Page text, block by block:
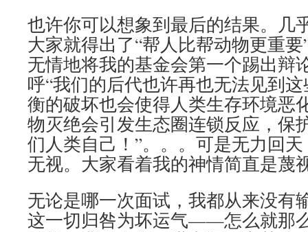
也许你可以想象到最后的结果。几
大家就得出了“帮人比帮动物更重要
无情地将我的基金会第一个踢出辩
呼“我们的后代也许再也无法见到
衡的破坏也会使得人类生存环境恶
物灭绝会引发生态圈连锁反应，保
们人类自己！”。。。可是无力回
无视。大家看着我的神情简直是蔑
无论是哪一次面试，我都从来没有
这一切归咎为坏运气——怎么就那